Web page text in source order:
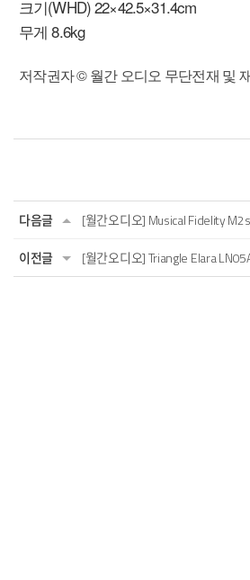
크기(WHD) 22×42.5×31.4cm
무게 8.6kg
저작권자 © 월간 오디오 무단전재 및
다음글
[월간오디오] Musical Fidelity
이전글
[월간오디오] Triangle Elara